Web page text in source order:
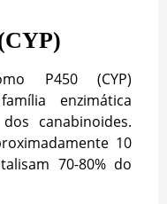
P450 (CYP)
enzimática
canabinoides.
10
70-80% do